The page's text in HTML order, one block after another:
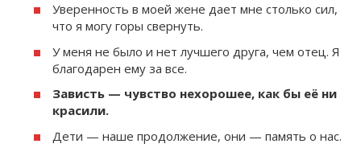
Уверенность в моей жене дает мне столько сил,
что я могу горы свернуть.
У меня не было и нет лучшего друга, чем отец. Я
благодарен ему за все.
Зависть — чувство нехорошее, как бы её ни
красили.
Дети — наше продолжение, они — память о нас.